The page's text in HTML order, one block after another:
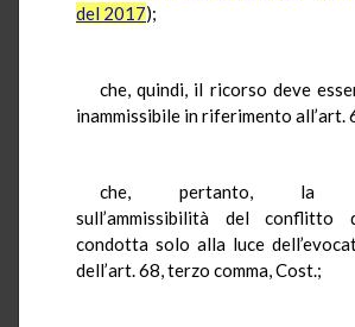
del 2017);
che, quindi, il ricorso deve
inammissibile in riferimento all’art.
che, pertanto, la
sull’ammissibilità del conflitto
condotta solo alla luce
dell’art. 68, terzo comma, Cost.;